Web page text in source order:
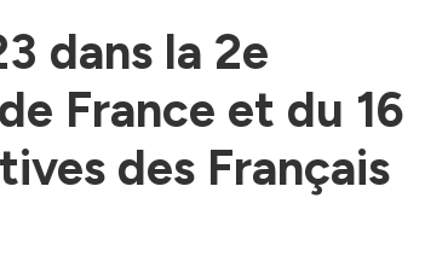
dans la 2e
France et du 16
des Français